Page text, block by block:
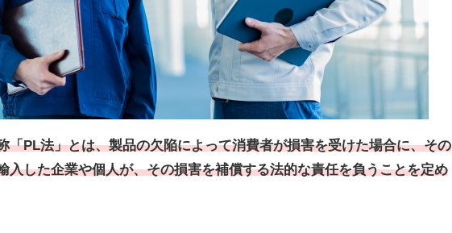
「PL法」とは、製品の欠陥によって消費者が損害を受けた場合に、その
入した企業や個人が、その損害を補償する法的な責任を負うことを定め